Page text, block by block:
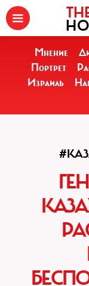
Мнение
Портрет
Израиль